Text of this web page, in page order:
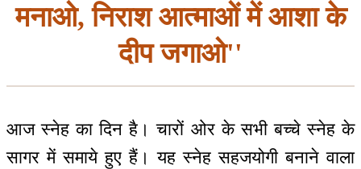
मनाओ, निराश आत्माओं में आशा के
दीप जगाओ''
आज स्नेह का दिन है। चारों ओर के सभी बच्चे स्नेह के
सागर में समाये हुए हैं। यह स्नेह सहजयोगी बनाने वाला